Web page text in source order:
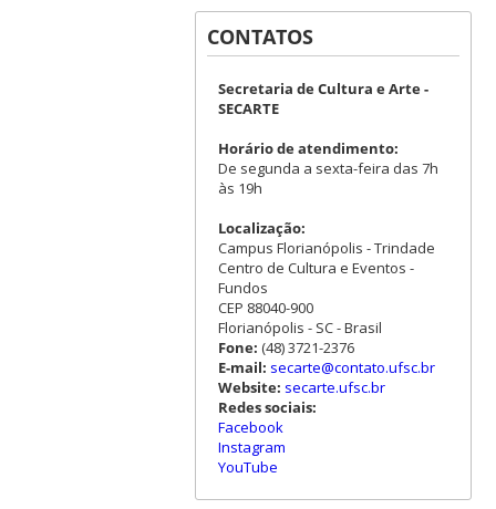
CONTATOS
Secretaria de Cultura e Arte -
SECARTE
Horário de atendimento:
De segunda a sexta-feira das 7h
às 19h
Localização:
Campus Florianópolis - Trindade
Centro de Cultura e Eventos -
Fundos
CEP 88040-900
Florianópolis - SC - Brasil
Fone: (48) 3721-2376
E-mail: secarte@contato.ufsc.br
Website: secarte.ufsc.br
Redes sociais:
Facebook
Instagram
YouTube